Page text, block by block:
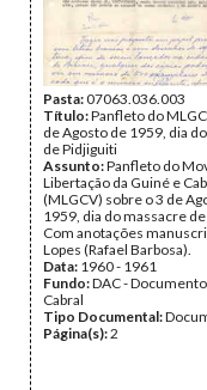
Pasta:07063.036.003
Título:Panfleto do
de Agosto de 1959, dia
de Pidjiguiti
Assunto:Panfleto do
Libertação da Guiné e
(MLGCV) sobre o 3 de
1959, dia do massacre
Com anotações
Lopes (Rafael Barbosa).
Data: 1960 - 1961
Fundo:DAC -
Cabral
Tipo Documental:
Página(s):2